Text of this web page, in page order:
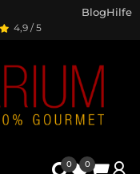
4,9 / 5
BlogHilfe
0 0